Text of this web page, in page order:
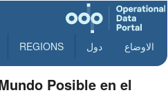
الاوضاع دول REGIONS
Posible en el